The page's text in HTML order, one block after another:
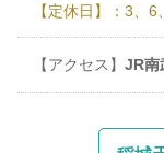
【定休日】：3、
【アクセス】JR南